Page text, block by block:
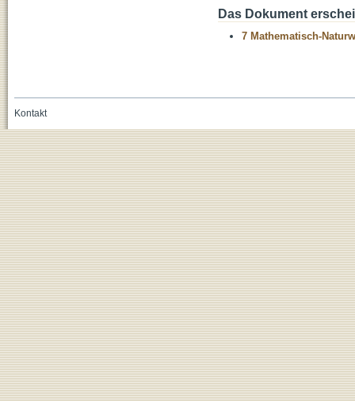
Das Dokument
7 Mathematisch-
Kontakt